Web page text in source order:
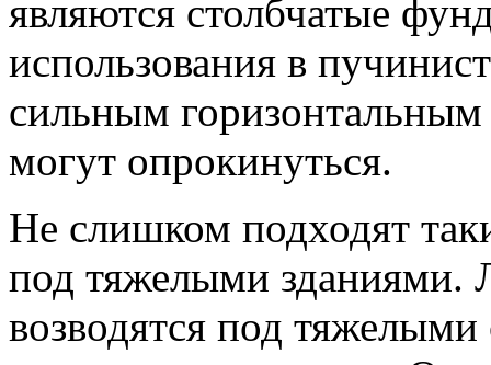
являются столбчатые
использования в
сильным
могут опрокинуться.
Не слишком подходят
под тяжелыми зданиями.
возводятся под